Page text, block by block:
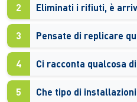
2
3 Pensate di replicare
4 Ci racconta qualcosa
5